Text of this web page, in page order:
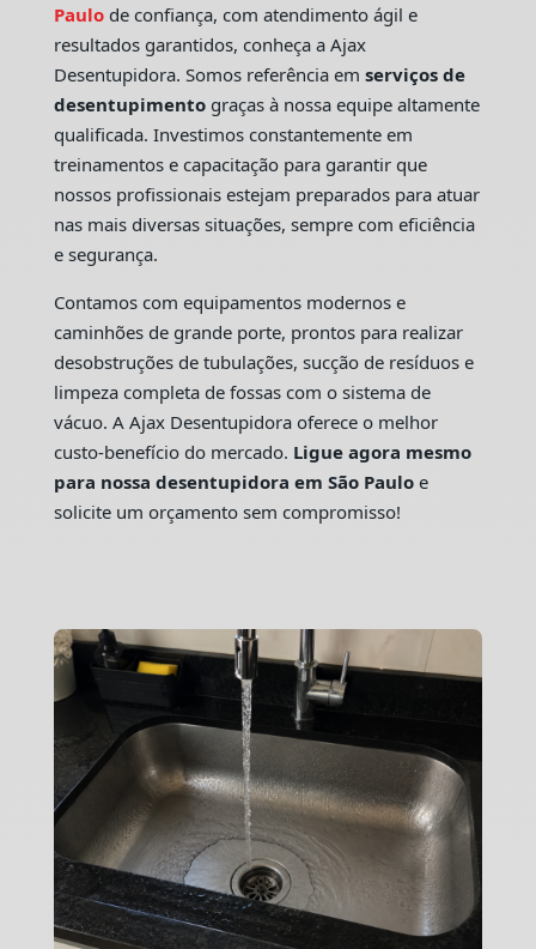
Paulo de confiança, com atendimento ágil e
resultados garantidos, conheça a Ajax
Desentupidora. Somos referência em serviços de
desentupimentograças à nossa equipe altamente
qualificada. Investimos constantemente em
treinamentos e capacitação para garantir que
nossos profissionais estejam preparados para atuar
nas mais diversas situações, sempre com eficiência
e segurança.
Contamos com equipamentos modernos e
caminhões de grande porte, prontos para realizar
desobstruções de tubulações, sucção de resíduos e
limpeza completa de fossas com o sistema de
vácuo. A Ajax Desentupidora oferece o melhor
custo-benefício do mercado. Ligue agora mesmo
para nossa desentupidora em São Pauloe
solicite um orçamento sem compromisso!